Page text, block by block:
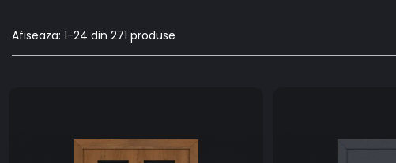
Afiseaza: 1-24 din 271 produse